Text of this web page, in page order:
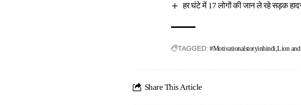
हर घंटे में 17 लोगों की जान ले रहे सड़क
TAGGED: #Motivationalstoryinhindi Lion and
Share This Article